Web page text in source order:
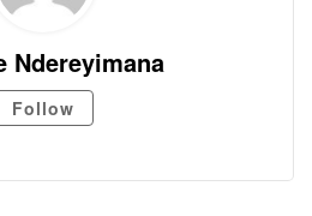
Ndereyimana
Follow